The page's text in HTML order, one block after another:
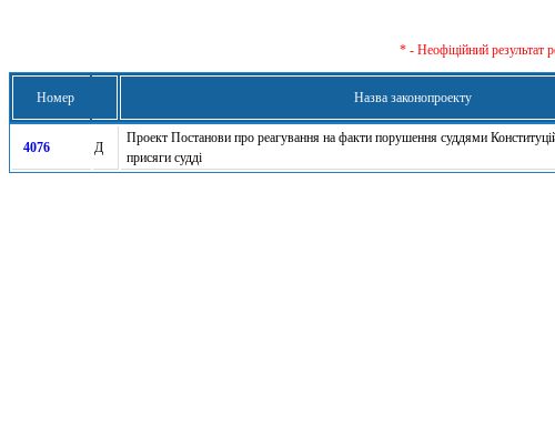
* - Неофіційний результат
Номер Назва законопроекту
4076 Д
Проект Постанови про реагування на факти порушення суддями
присяги судді